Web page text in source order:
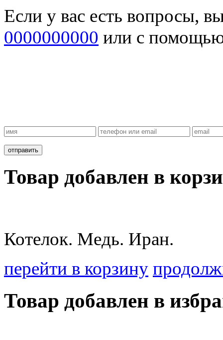
Если у вас есть вопросы,
0000000000 или с
Товар добавлен в
Котелок. Медь. Иран.
перейти в корзину
Товар добавлен в